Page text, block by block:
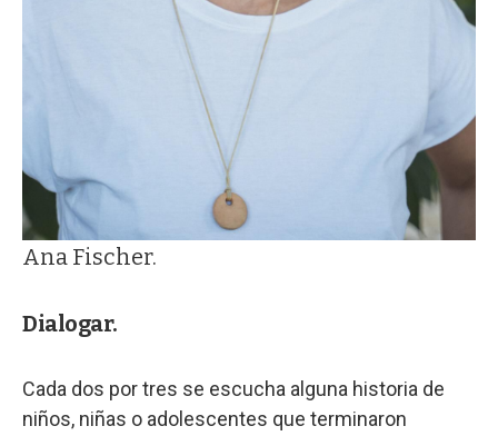
Ana Fischer.
Dialogar.
Cada dos por tres se escucha alguna historia de
niños, niñas o adolescentes que terminaron